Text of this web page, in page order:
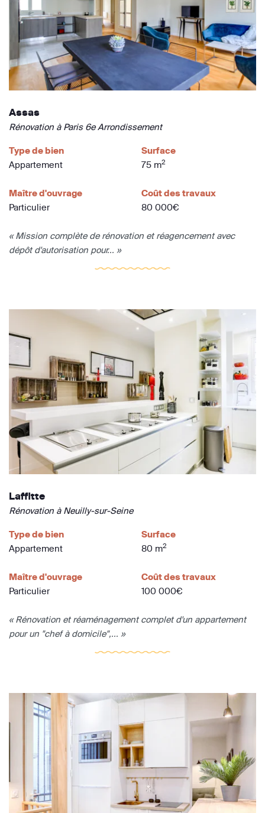
Assas
Rénovation à Paris 6e Arrondissement
Type de bien
Appartement
Surface
75 m2
Maître d'ouvrage
Particulier
Coût des travaux
80 000€
« Mission complète de rénovation et réagencement avec
dépôt d'autorisation pour... »
Laffitte
Rénovation à Neuilly-sur-Seine
Type de bien
Appartement
Surface
80 m2
Maître d'ouvrage
Particulier
Coût des travaux
100 000€
« Rénovation et réaménagement complet d'un appartement
pour un "chef à domicile",... »